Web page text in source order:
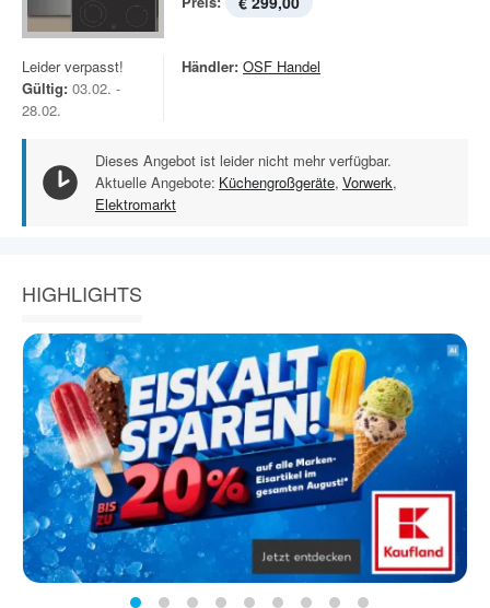
Leider verpasst!
Gültig: 03.02. -
28.02.
Händler: OSF Handel
Dieses Angebot ist leider nicht mehr verfügbar.
Aktuelle Angebote: Küchengroßgeräte, Vorwerk,
Elektromarkt
HIGHLIGHTS